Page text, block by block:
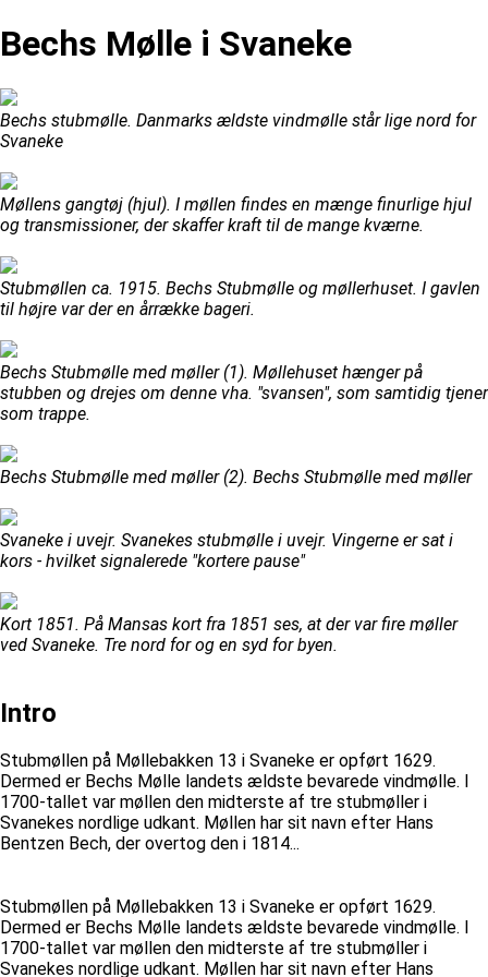
Bechs Mølle i Svaneke
Bechs stubmølle. Danmarks ældste vindmølle står lige nord for
Svaneke
Møllens gangtøj (hjul). I møllen findes en mænge finurlige hjul
og transmissioner, der skaffer kraft til de mange kværne.
Stubmøllen ca. 1915. Bechs Stubmølle og møllerhuset. I gavlen
til højre var der en årrække bageri.
Bechs Stubmølle med møller (1). Møllehuset hænger på
stubben og drejes om denne vha. "svansen", som samtidig tjener
som trappe.
Bechs Stubmølle med møller (2). Bechs Stubmølle med møller
Svaneke i uvejr. Svanekes stubmølle i uvejr. Vingerne er sat i
kors - hvilket signalerede "kortere pause"
Kort 1851. På Mansas kort fra 1851 ses, at der var fire møller
ved Svaneke. Tre nord for og en syd for byen.
Intro
Stubmøllen på Møllebakken 13 i Svaneke er opført 1629.
Dermed er Bechs Mølle landets ældste bevarede vindmølle. I
1700-tallet var møllen den midterste af tre stubmøller i
Svanekes nordlige udkant. Møllen har sit navn efter Hans
Bentzen Bech, der overtog den i 1814...
Stubmøllen på Møllebakken 13 i Svaneke er opført 1629.
Dermed er Bechs Mølle landets ældste bevarede vindmølle. I
1700-tallet var møllen den midterste af tre stubmøller i
Svanekes nordlige udkant. Møllen har sit navn efter Hans